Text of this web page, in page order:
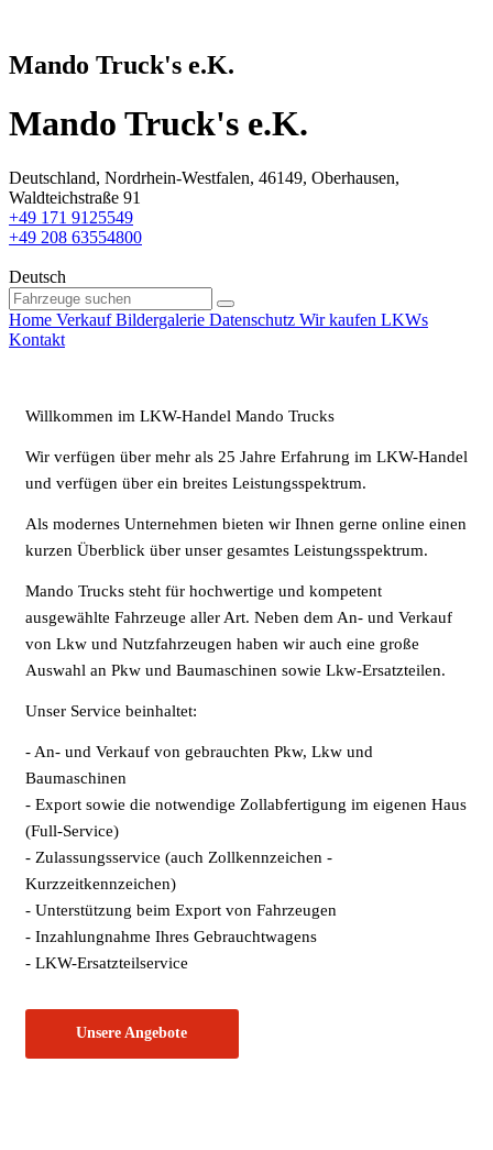
Mando Truck's e.K.
Mando Truck's e.K.
Deutschland, Nordrhein-Westfalen, 46149, Oberhausen,
Waldteichstraße 91
+49 171 9125549
+49 208 63554800
Deutsch
Home Verkauf Bildergalerie Datenschutz Wir kaufen LKWs
Kontakt
Willkommen im LKW-Handel Mando Trucks
Wir verfügen über mehr als 25 Jahre Erfahrung im LKW-Handel
und verfügen über ein breites Leistungsspektrum.
Als modernes Unternehmen bieten wir Ihnen gerne online einen
kurzen Überblick über unser gesamtes Leistungsspektrum.
Mando Trucks steht für hochwertige und kompetent
ausgewählte Fahrzeuge aller Art. Neben dem An- und Verkauf
von Lkw und Nutzfahrzeugen haben wir auch eine große
Auswahl an Pkw und Baumaschinen sowie Lkw-Ersatzteilen.
Unser Service beinhaltet:
- An- und Verkauf von gebrauchten Pkw, Lkw und
Baumaschinen
- Export sowie die notwendige Zollabfertigung im eigenen Haus
(Full-Service)
- Zulassungsservice (auch Zollkennzeichen -
Kurzzeitkennzeichen)
- Unterstützung beim Export von Fahrzeugen
- Inzahlungnahme Ihres Gebrauchtwagens
- LKW-Ersatzteilservice
Unsere Angebote